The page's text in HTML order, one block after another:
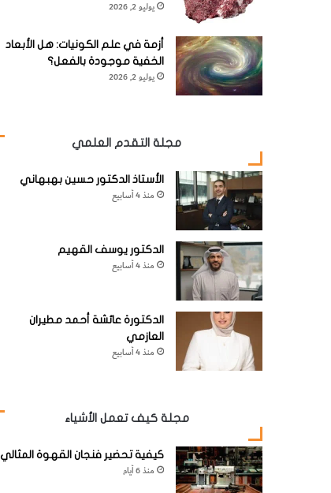
يوليو 2, 2026
أزمة في علم الكونيات: هل الأبعاد
الخفية موجودة بالفعل؟
يوليو 2, 2026
مجلة التقدم العلمي
الأستاذ الدكتور حسين بهبهاني
منذ 4 أسابيع
الدكتور يوسف القهيم
منذ 4 أسابيع
الدكتورة عائشة أحمد مطيران
العازمي
منذ 4 أسابيع
مجلة كيف تعمل الأشياء
كيفية تحضير فنجان القهوة المثالي
منذ 6 أيام